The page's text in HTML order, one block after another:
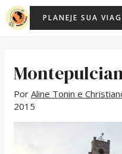
para
PLANEJE SUA
PorAline Tonin e
2015
Post
navigation